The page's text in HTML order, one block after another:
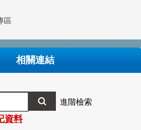
區
相關連結
進階檢索
資料